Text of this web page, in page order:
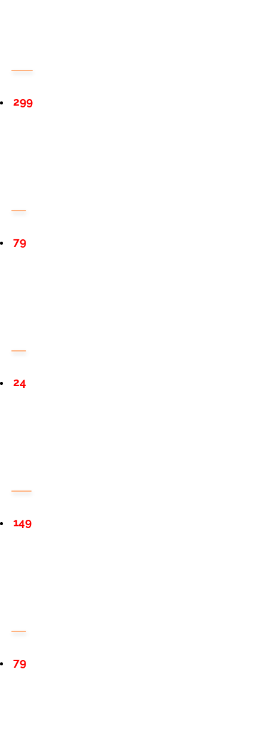
299
79
24
149
79